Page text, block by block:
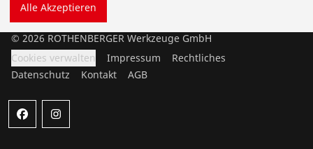
© 2026 ROTHENBERGER Werkzeuge GmbH
Cookies verwalten
Impressum
Rechtliches
Datenschutz
Kontakt AGB
Alle Akzeptieren